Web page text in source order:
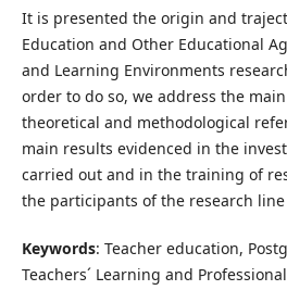
It is presented the origin and
Education and Other Educational
and Learning Environments
order to do so, we address the
theoretical and methodological
main results evidenced in the
carried out and in the training of
the participants of the research
Keywords: Teacher education,
Teachers´ Learning and